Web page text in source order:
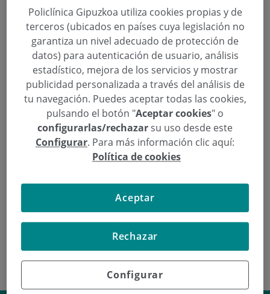
Ayuntamiento de San Sebastián bicentenario Charles Darwin
conferencia,Deconstruyendo a Darwin,Donostia / San Sebastián,evolución
de las especies,Javier Sampedro ,San Sebastián
La Fundación Dr. Carlos Elósegui y el Plan
Estratégico de San Sebastián han organizado un
ciclo de actividades en torno al bicentenario del
nacimiento del autor de la teoría del origen de las
especies.
Policlínica Gipuzkoa utiliza cookies propias y de
terceros (ubicados en países cuya legislación no
garantiza un nivel adecuado de protección de
datos) para autenticación de usuario, análisis
estadístico, mejora de los servicios y mostrar
publicidad personalizada a través del análisis de
tu navegación. Puedes aceptar todas las cookies,
pulsando el botón "Aceptar cookies" o
configurarlas/rechazarsu uso desde este
Configurar. Para más información clic aquí:
Política de cookies
Configurar
Rechazar
Aceptar